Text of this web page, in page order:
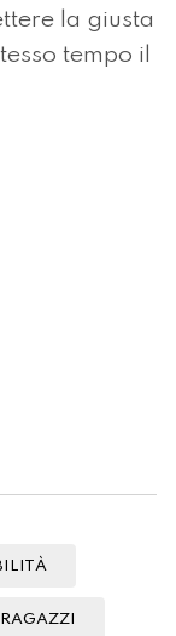
la giusta
tempo il
RAGAZZI